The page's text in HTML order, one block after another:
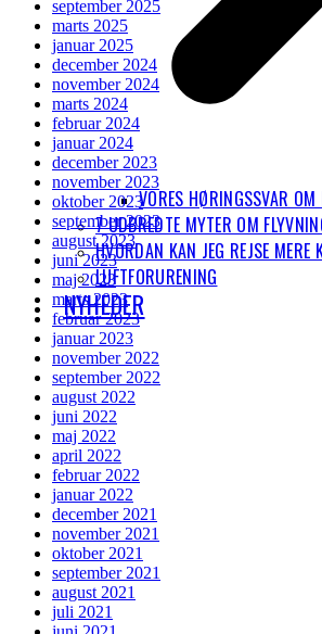
VORES HØRINGSSVAR OM
7 UDBREDTE MYTER OM
HVORDAN KAN JEG REJSE MERE
LUFTFORURENING
NYHEDER
september 2025
marts 2025
januar 2025
december 2024
november 2024
marts 2024
februar 2024
januar 2024
december 2023
november 2023
oktober 2023
september 2023
august 2023
juni 2023
maj 2023
marts 2023
februar 2023
januar 2023
november 2022
september 2022
august 2022
juni 2022
maj 2022
april 2022
februar 2022
januar 2022
december 2021
november 2021
oktober 2021
september 2021
august 2021
juli 2021